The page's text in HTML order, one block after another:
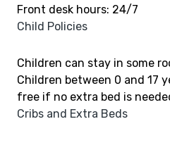
Front desk hours: 24/7
Child Policies
Children can stay in some
Children between 0 and 17
free if no extra bed is
Cribs and Extra Beds